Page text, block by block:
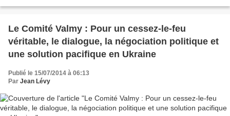
Le Comité Valmy : Pour un cessez-le-feu
véritable, le dialogue, la négociation politique et
une solution pacifique en Ukraine
Publié le 15/07/2014 à 06:13
Par Jean Lévy